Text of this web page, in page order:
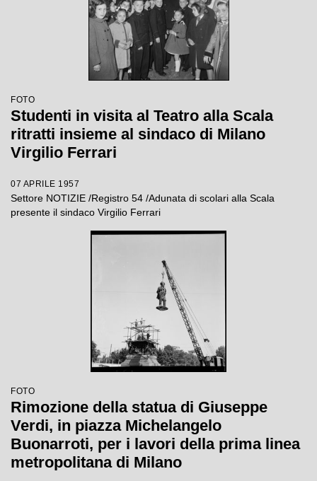
FOTO
Studenti in visita al Teatro alla Scala
ritratti insieme al sindaco di Milano
Virgilio Ferrari
07 APRILE 1957
Settore NOTIZIE /Registro 54 /Adunata di scolari alla Scala
presente il sindaco Virgilio Ferrari
FOTO
Rimozione della statua di Giuseppe
Verdi, in piazza Michelangelo
Buonarroti, per i lavori della prima linea
metropolitana di Milano